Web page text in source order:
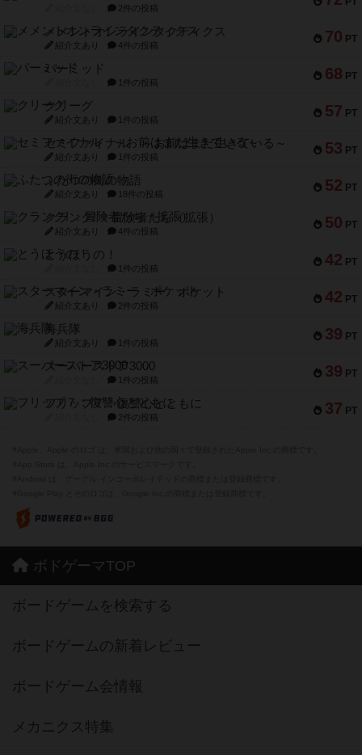
2件の投稿
70 PT
メメントオンラインタクティクス
紹介文あり 4件の投稿
68 PT
パーミッド
1件の投稿
57 PT
クリーグ
紹介文あり 1件の投稿
53 PT
セミファイナル ～お前はまだ生きている～
紹介文あり 1件の投稿
52 PT
ふたつの街の物語
紹介文あり 18件の投稿
50 PT
クランク! ：冒険者たち（拡張）
紹介文あり 4件の投稿
42 PT
とうほうの！
1件の投稿
42 PT
スターマイン・ラミー ポケット
紹介文あり 2件の投稿
39 PT
海兵隊
紹介文あり 1件の投稿
39 PT
スーパーストア3000
1件の投稿
37 PT
フリップ７：復讐心とともに
2件の投稿
ボドゲーマTOP
ボードゲームを検索する
ボードゲームの新着レビュー
ボードゲーム会情報
メカニクス特集